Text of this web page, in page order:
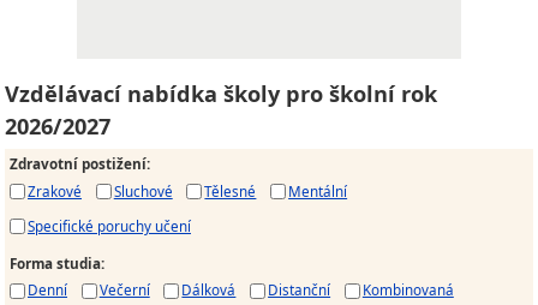
Vzdělávací nabídka školy pro školní rok
2026/2027
Zdravotní postižení:
Zrakové
Sluchové Tělesné
Mentální
Specifické poruchy učení
Forma studia:
Denní
Večerní Dálková Distanční Kombinovaná